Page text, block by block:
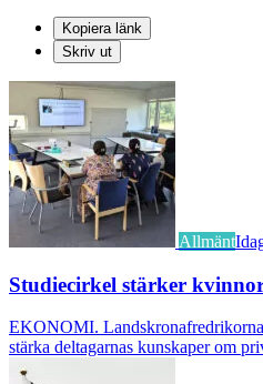
Kopiera länk
Skriv ut
Allmänt
Studiecirkel stärker
EKONOMI.
stärka deltagarnas kunskaper om